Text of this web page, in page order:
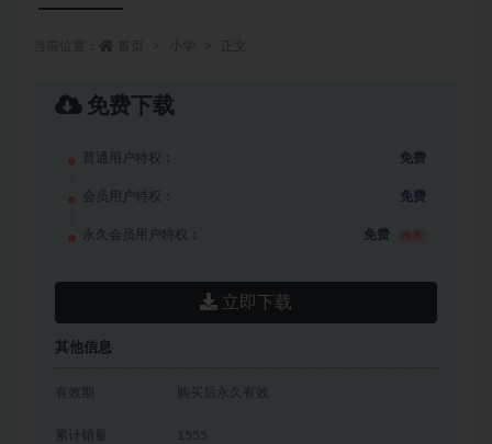
免费下载
普通用户特权： 免费
会员用户特权： 免费
永久会员用户特权： 免费
立即下载
其他信息
有效期 购买后永久有效
累计销量 1555